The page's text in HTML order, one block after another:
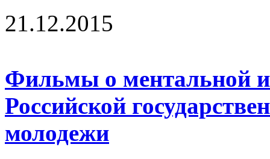
21.12.2015
Фильмы о ментальной
Российской
молодежи